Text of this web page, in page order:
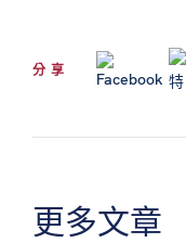
分享
更多文章